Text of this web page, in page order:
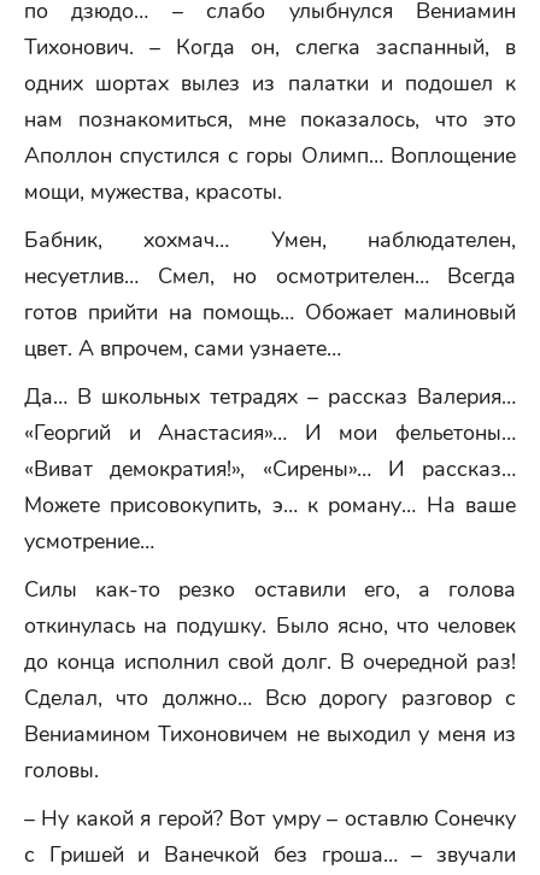
по дзюдо… – слабо улыбнулся Вениамин
Тихонович. – Когда он, слегка заспанный, в
одних шортах вылез из палатки и подошел к
нам познакомиться, мне показалось, что это
Аполлон спустился с горы Олимп… Воплощение
мощи, мужества, красоты.
Бабник, хохмач… Умен, наблюдателен,
несуетлив… Смел, но осмотрителен… Всегда
готов прийти на помощь… Обожает малиновый
цвет. А впрочем, сами узнаете…
Да… В школьных тетрадях – рассказ Валерия…
«Георгий и Анастасия»… И мои фельетоны…
«Виват демократия!», «Сирены»… И рассказ…
Можете присовокупить, э… к роману… На ваше
усмотрение…
Силы как-то резко оставили его, а голова
откинулась на подушку. Было ясно, что человек
до конца исполнил свой долг. В очередной раз!
Сделал, что должно… Всю дорогу разговор с
Вениамином Тихоновичем не выходил у меня из
головы.
– Ну какой я герой? Вот умру – оставлю Сонечку
с Гришей и Ванечкой без гроша… – звучали